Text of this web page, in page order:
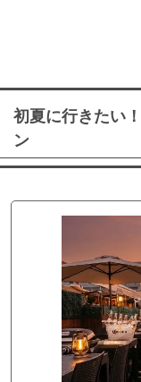
初夏に行きたい
ン